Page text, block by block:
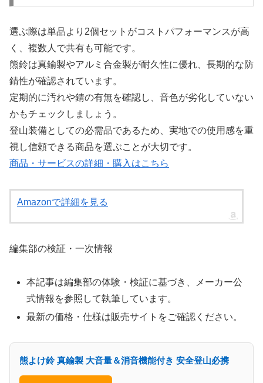
選ぶ際は単品より2個セットがコストパフォーマンスが高
く、複数人で共有も可能です。
熊鈴は真鍮製やアルミ合金製が耐久性に優れ、長期的な防
錆性が確認されています。
定期的に汚れや錆の有無を確認し、音色が劣化していない
かもチェックしましょう。
登山装備としての必需品であるため、実地での使用感を重
視し信頼できる商品を選ぶことが大切です。
商品・サービスの詳細・購入はこちら
Amazonで詳細を見る
編集部の検証・一次情報
本記事は編集部の体験・検証に基づき、メーカー公
式情報を参照して執筆しています。
最新の価格・仕様は販売サイトをご確認ください。
熊よけ鈴 真鍮製 大音量＆消音機能付き 安全登山必携